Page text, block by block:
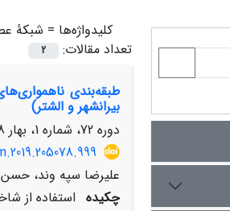
کلیدواژه‌ها = شبکۀ
تعداد مقالات:
2
طبقه‌بندی
بیرانشهر و الشتر)
دوره 72، شماره 1، بهار 1398، صفحه
علیرضا سپه وند، حسن
چکیده استفاده از